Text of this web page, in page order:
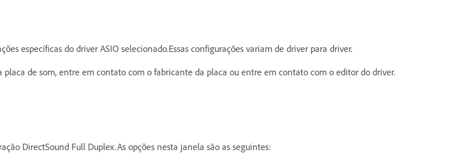
específicas do driver ASIO selecionado.Essas configurações variam de driver para driver.
de som, entre em contato com o fabricante da placa ou entre em contato com o editor do driver.
DirectSound Full Duplex.As opções nesta janela são as seguintes: